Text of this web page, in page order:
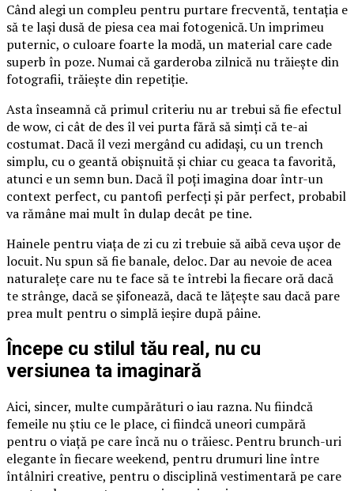
Când alegi un compleu pentru purtare frecventă, tentația e
să te lași dusă de piesa cea mai fotogenică. Un imprimeu
puternic, o culoare foarte la modă, un material care cade
superb în poze. Numai că garderoba zilnică nu trăiește din
fotografii, trăiește din repetiție.
Asta înseamnă că primul criteriu nu ar trebui să fie efectul
de wow, ci cât de des îl vei purta fără să simți că te-ai
costumat. Dacă îl vezi mergând cu adidași, cu un trench
simplu, cu o geantă obișnuită și chiar cu geaca ta favorită,
atunci e un semn bun. Dacă îl poți imagina doar într-un
context perfect, cu pantofi perfecți și păr perfect, probabil
va rămâne mai mult în dulap decât pe tine.
Hainele pentru viața de zi cu zi trebuie să aibă ceva ușor de
locuit. Nu spun să fie banale, deloc. Dar au nevoie de acea
naturalețe care nu te face să te întrebi la fiecare oră dacă
te strânge, dacă se șifonează, dacă te lățește sau dacă pare
prea mult pentru o simplă ieșire după pâine.
Începe cu stilul tău real, nu cu
versiunea ta imaginară
Aici, sincer, multe cumpărături o iau razna. Nu fiindcă
femeile nu știu ce le place, ci fiindcă uneori cumpără
pentru o viață pe care încă nu o trăiesc. Pentru brunch-uri
elegante în fiecare weekend, pentru drumuri line între
întâlniri creative, pentru o disciplină vestimentară pe care